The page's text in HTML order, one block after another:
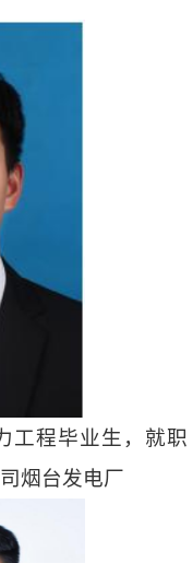
工程毕业生，就职
烟台发电厂